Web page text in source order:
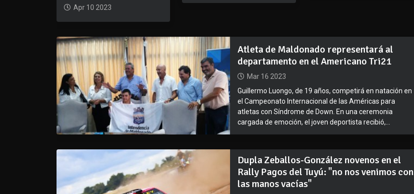
Apr 10 2023
Atleta de Maldonado representará al
departamento en el Americano Tri21
Mar 16 2023
Guillermo Luongo, de 19 años, competirá en natación en
el Campeonato Internacional de las Américas para
atletas con Síndrome de Down. En una ceremonia
cargada de emoción, el joven deportista recibió,...
Dupla Zeballos-González novenos en el
Rally Pagos del Tuyú: "no nos venimos con
las manos vacías"